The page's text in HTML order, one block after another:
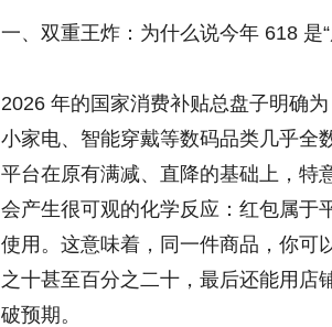
一、双重王炸：为什么说今年 618 是
2026 年的国家消费补贴总盘子明确
小家电、智能穿戴等数码品类几乎全
平台在原有满减、直降的基础上，特
会产生很可观的化学反应：红包属于
使用。这意味着，同一件商品，你可
之十甚至百分之二十，最后还能用店
破预期。